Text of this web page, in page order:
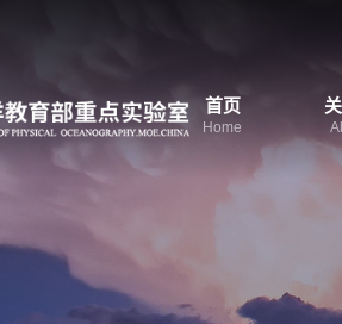
首页
Home